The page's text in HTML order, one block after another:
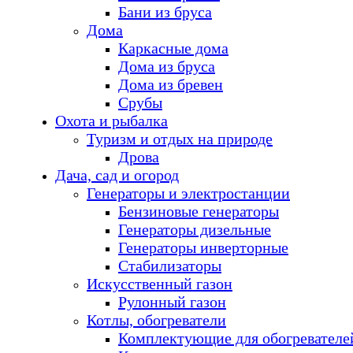
Бани из бруса
Дома
Каркасные дома
Дома из бруса
Дома из бревен
Срубы
Охота и рыбалка
Туризм и отдых на природе
Дрова
Дача, сад и огород
Генераторы и электростанции
Бензиновые генераторы
Генераторы дизельные
Генераторы инверторные
Стабилизаторы
Искусственный газон
Рулонный газон
Котлы, обогреватели
Комплектующие для